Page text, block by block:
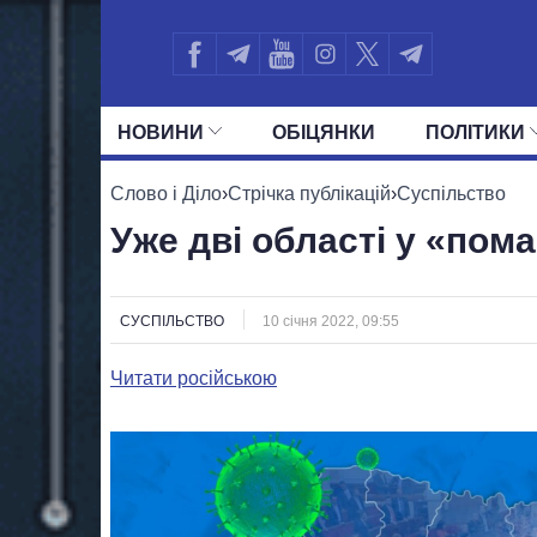
НОВИНИ ОБIЦЯНКИ ПОЛIТИКИ
УСІ ПОЛІТИКИ ПРЕЗИДЕНТ І ОФІС
Слово і Діло›Стрічка публікацій›Суспільство
Уже дві області у
СУСПІЛЬСТВО 10 січня 2022, 09:55
Читати російською